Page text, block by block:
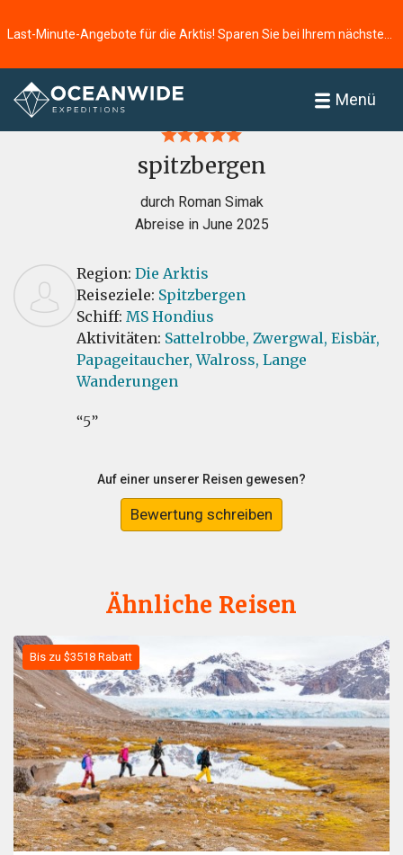
Menü
Startseite
spitzbergen
durch Roman Simak
Abreise in June 2025
Region: Die Arktis
Reiseziele: Spitzbergen
Schiff: MS Hondius
Aktivitäten: Sattelrobbe, Zwergwal, Eisbär,
Papageitaucher, Walross, Lange
Wanderungen
5
Auf einer unserer Reisen gewesen?
Bewertung schreiben
Ähnliche Reisen
Bis zu $3518 Rabatt